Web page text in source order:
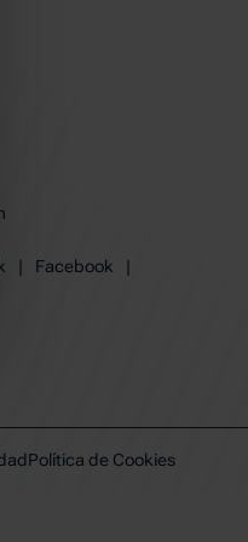
| Facebook
|
Política de Cookies